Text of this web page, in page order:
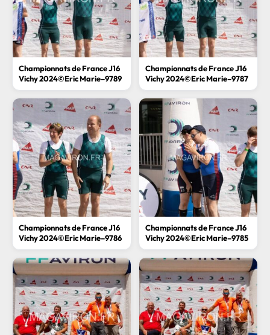
Championnats de France J16
Vichy 2024©Eric Marie–9789
Championnats de France J16
Vichy 2024©Eric Marie–9787
Championnats de France J16
Vichy 2024©Eric Marie–9786
Championnats de France J16
Vichy 2024©Eric Marie–9785